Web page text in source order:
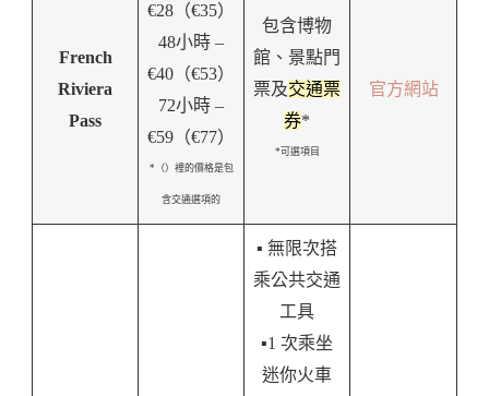
French
Riviera
Pass
€28（€35）
48小時 –
€40（€53）
72小時 –
€59（€77）
*（）裡的價格是包
含交通選項的
包含博物
館、景點門
票及交通票
券*
*可選項目
官方網站
▪️ 無限次搭
乘公共交通
工具
▪️1 次乘坐
迷你火車